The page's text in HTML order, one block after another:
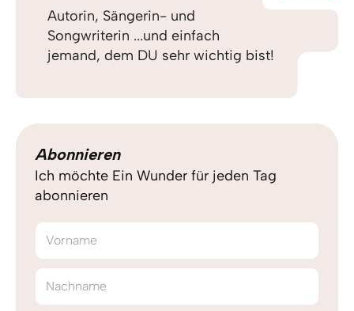
Autorin, Sängerin- und
Songwriterin ...und einfach
jemand, dem DU sehr wichtig bist!
Abonnieren
Ich möchte Ein Wunder für jeden Tag
abonnieren
Vorname
Nachname